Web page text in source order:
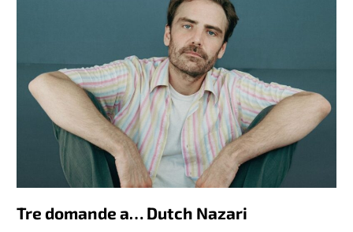
Tre domande a… Dutch Nazari